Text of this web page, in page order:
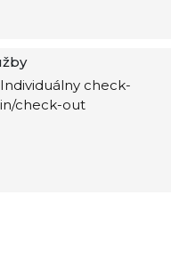
Individuálny check-
in/check-out